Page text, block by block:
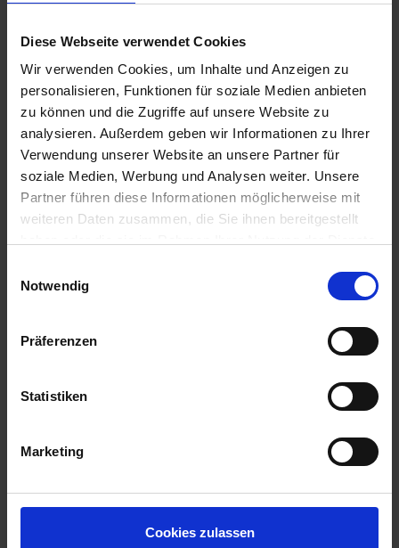
Diese Webseite verwendet Cookies
Wir verwenden Cookies, um Inhalte und Anzeigen zu
personalisieren, Funktionen für soziale Medien anbieten
zu können und die Zugriffe auf unsere Website zu
analysieren. Außerdem geben wir Informationen zu Ihrer
Verwendung unserer Website an unsere Partner für
soziale Medien, Werbung und Analysen weiter. Unsere
Partner führen diese Informationen möglicherweise mit
weiteren Daten zusammen, die Sie ihnen bereitgestellt
Notwendig
Präferenzen
Statistiken
Marketing
Cookies zulassen